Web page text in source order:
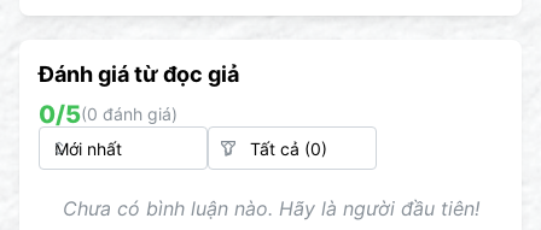
Đánh giá từ đọc giả
0/5(0 đánh giá)
Chưa có bình luận nào. Hãy là người đầu tiên!